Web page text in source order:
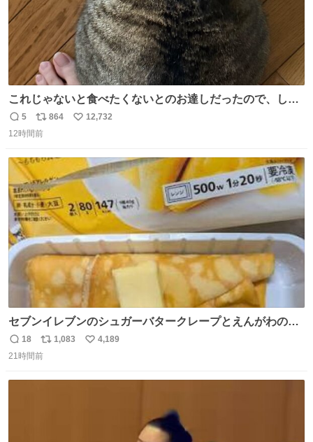
これじゃないと食べたくないとのお達しだったので、しっ
ぽ置き場係になっている
返
信
5
リ
ポ
ト
数
864
い
数
12,732
12時間前
セブンイレブンのシュガーバタークレープとえんがわの寿
司を探している人へ！ シュガーバタークレープは目黒、品
川、蒲田、渋谷、川崎、横浜、鶴見、九州の一部エリア限
返
信
18
リ
ポ
1,083
い
4,189
21時間前